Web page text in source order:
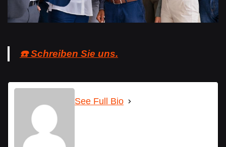
☎️ Schreiben Sie uns.
See Full Bio